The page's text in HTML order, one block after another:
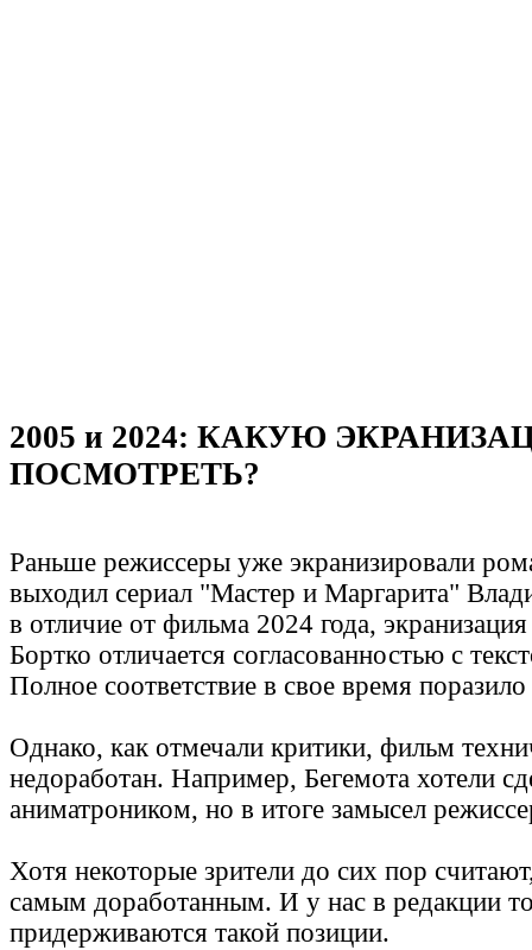
2005 и 2024: КАКУЮ
ПОСМОТРЕТЬ?
Раньше режиссеры уже экранизировали
выходил сериал "Мастер и Маргарита"
в отличие от фильма 2024 года,
Бортко отличается согласованностью с
Полное соответствие в свое время
Однако, как отмечали критики, фильм
недоработан. Например, Бегемота хотели
аниматроником, но в итоге замысел
Хотя некоторые зрители до сих пор
самым доработанным. И у нас в редакции
придерживаются такой позиции.